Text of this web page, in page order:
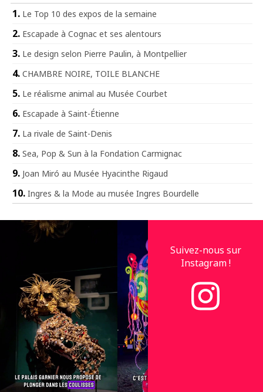
Le Top 10 des expos de la semaine
Escapade à Cognac et ses alentours
Le design selon Pierre Paulin, à Montpellier
CHAMBRE NOIRE, TOILE BLANCHE
Le réalisme animal au Musée Courbet
Escapade à Saint-Étienne
La rivale de Saint-Denis
Sea, Pop & Sun à la Fondation Carmignac
Joan Miró au Musée Hyacinthe Rigaud
Ingres & la Mode au musée Ingres Bourdelle
Suivez-nous sur
Instagram !